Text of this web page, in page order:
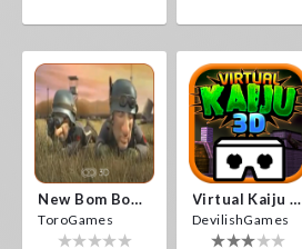
New Bom Bom Vr SBS 2020
ToroGames
Virtual Kaiju 3D
DevilishGames